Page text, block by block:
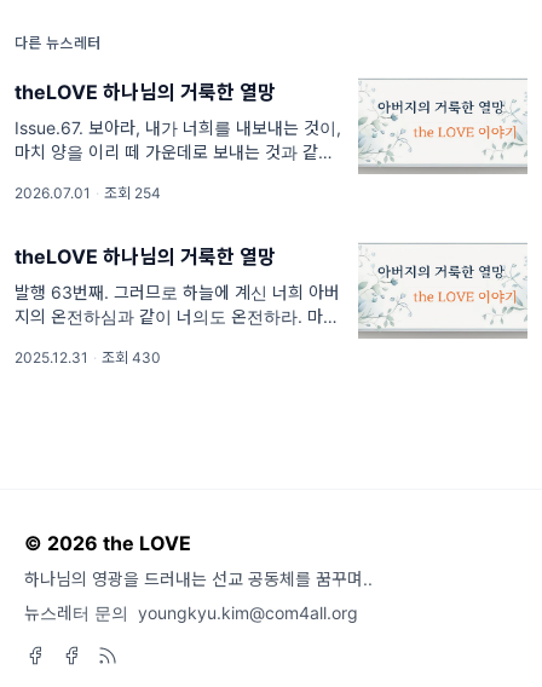
다른 뉴스레터
theLOVE 하나님의 거룩한 열망
Issue.67. 보아라, 내가 너희를 내보내는 것이,
마치 양을 이리 떼 가운데로 보내는 것과 같다.
같이 순진해져라. 마태복음 10: 16 사랑하는
2026.07.01 · 조회 254
theLOVE 하나님의 거룩한 열망
발행 63번째. 그러므로 하늘에 계신 너희 아버
지의 온전하심과 같이 너의도 온전하라. 마태복
2025년 마지막 인사를 드립니다.
2025.12.31 · 조회 430
© 2026 the LOVE
하나님의 영광을 드러내는 선교 공동체를 꿈꾸며..
뉴스레터 문의 youngkyu.kim@com4all.org